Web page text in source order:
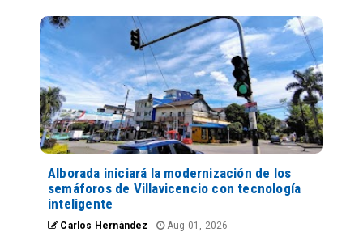
Alborada iniciará la modernización de los
semáforos de Villavicencio con tecnología
inteligente
Carlos Hernández Aug 01, 2026